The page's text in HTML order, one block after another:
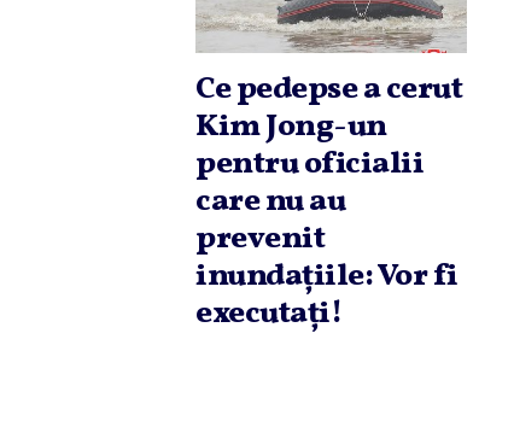
Ce pedepse a cerut
Kim Jong-un
pentru oficialii
care nu au
prevenit
inundaţiile: Vor fi
executaţi!